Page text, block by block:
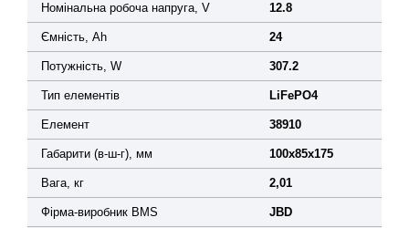
Номінальна робоча напруга, V 12.8
Ємність, Ah 24
Потужність, W 307.2
Тип елементів LiFePO4
Елемент 38910
Габарити (в-ш-г), мм 100х85х175
Вага, кг 2,01
Фірма-виробник BMS JBD